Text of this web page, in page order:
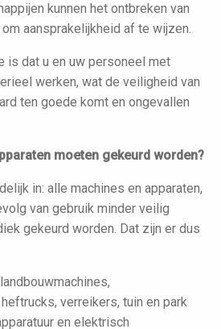
kunnen het ontbreken van
aansprakelijkheid af te wijzen.
is dat u en uw personeel met
werken, wat de veiligheid van
ten goede komt en ongevallen
moeten gekeurd worden?
in: alle machines en apparaten,
van gebruik minder veilig
gekeurd worden. Dat zijn er dus
verreikers, tuin en park
en elektrisch